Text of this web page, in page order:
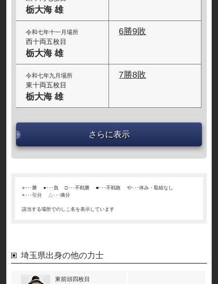
栃大海 雄
令和七年十一月場所
西十両五枚目
栃大海 雄
6勝9敗
令和七年九月場所
東十両五枚目
栃大海 雄
7勝8敗
さらに表示
○･･･勝 ●･･･負 □･･･不戦勝 ■･･･不戦敗
や･･･休み・取組なし
×･･･引分
△･･･痛分
該当する場所でのしこ名を表示しています
埼玉県出身の他の力士
東前頭四枚目